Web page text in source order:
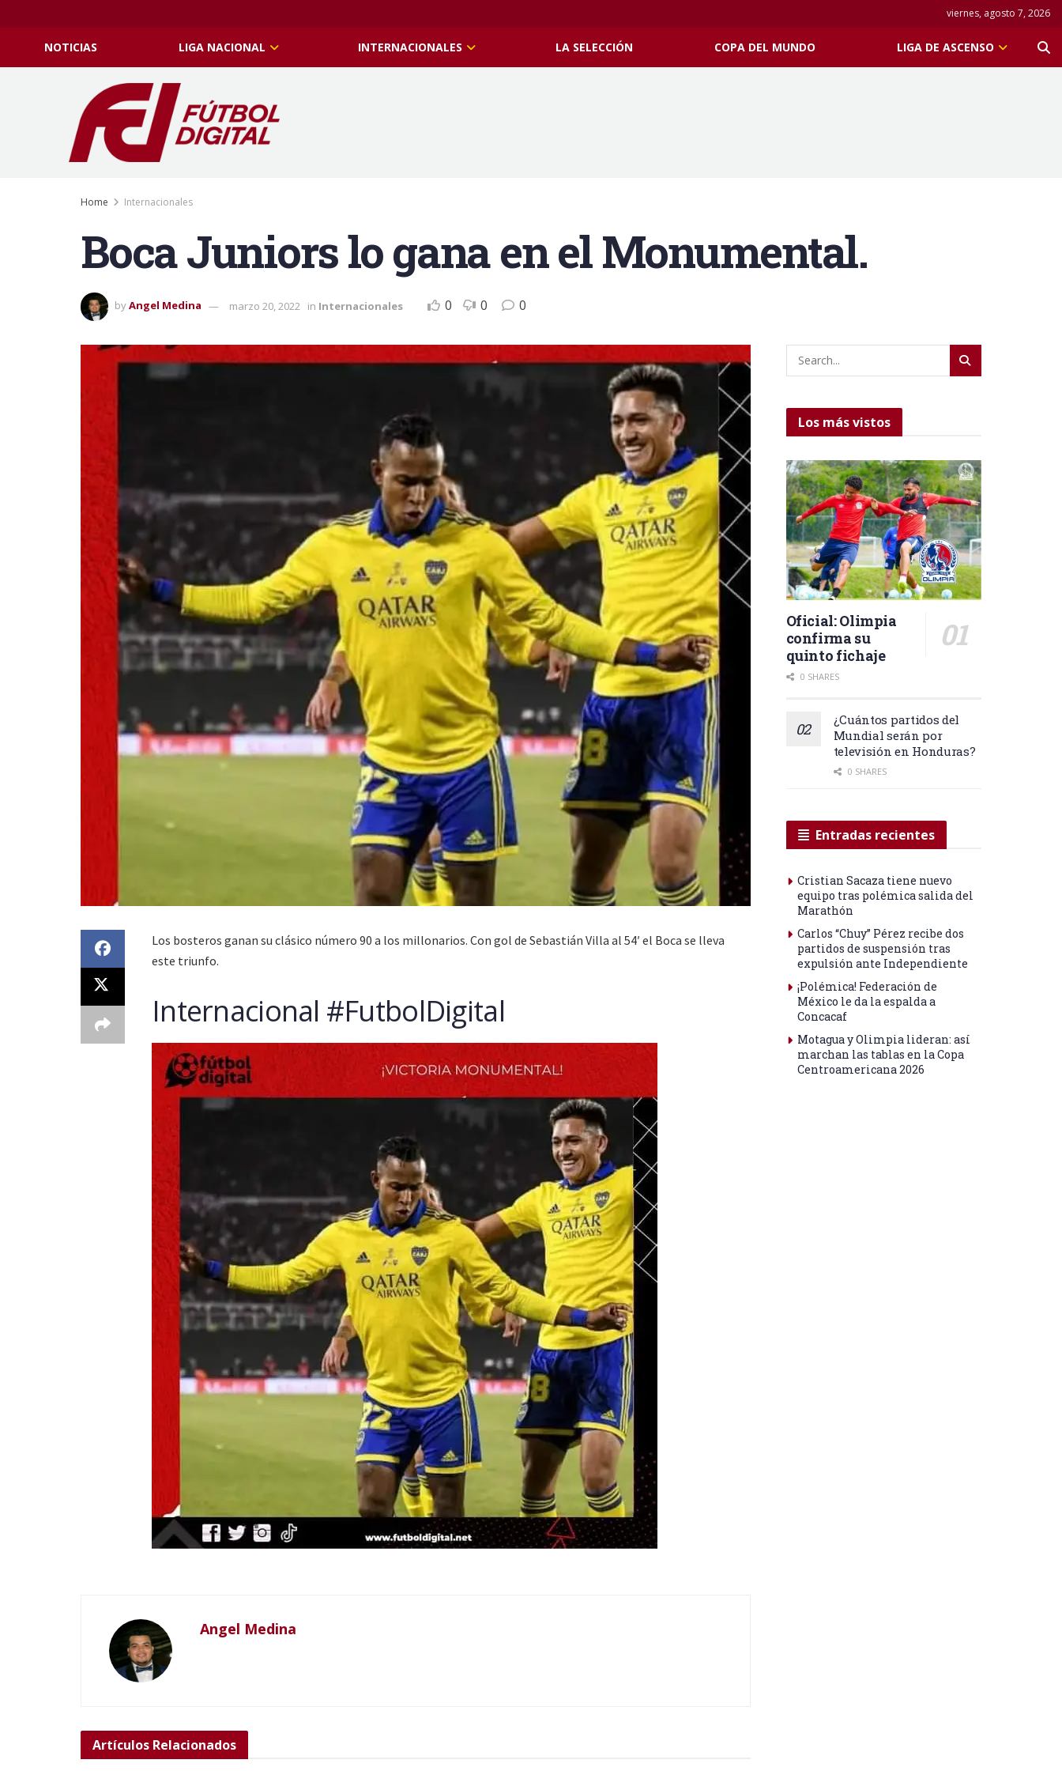
viernes, agosto 7, 2026
NOTICIAS LIGA NACIONAL INTERNACIONALES LA SELECCIÓN COPA DEL MUNDO LIGA DE ASCENSO
Home Internacionales
Boca Juniors lo gana en el Monumental.
byAngel Medina marzo 20, 2022 in Internacionales 0 0 0
Los bosteros ganan su clásico número 90 a los millonarios. Con gol de Sebastián Villa al 54′ el Boca se lleva
este triunfo.
Internacional #FutbolDigital
Angel Medina
Artículos Relacionados
Los más vistos
Oficial: Olimpia
confirma su
quinto fichaje
0 SHARES
¿Cuántos partidos del
Mundial serán por
televisión en Honduras?
0 SHARES
Entradas recientes
Cristian Sacaza tiene nuevo
equipo tras polémica salida del
Marathón
Carlos “Chuy” Pérez recibe dos
partidos de suspensión tras
expulsión ante Independiente
¡Polémica! Federación de
México le da la espalda a
Concacaf
Motagua y Olimpia lideran: así
marchan las tablas en la Copa
Centroamericana 2026